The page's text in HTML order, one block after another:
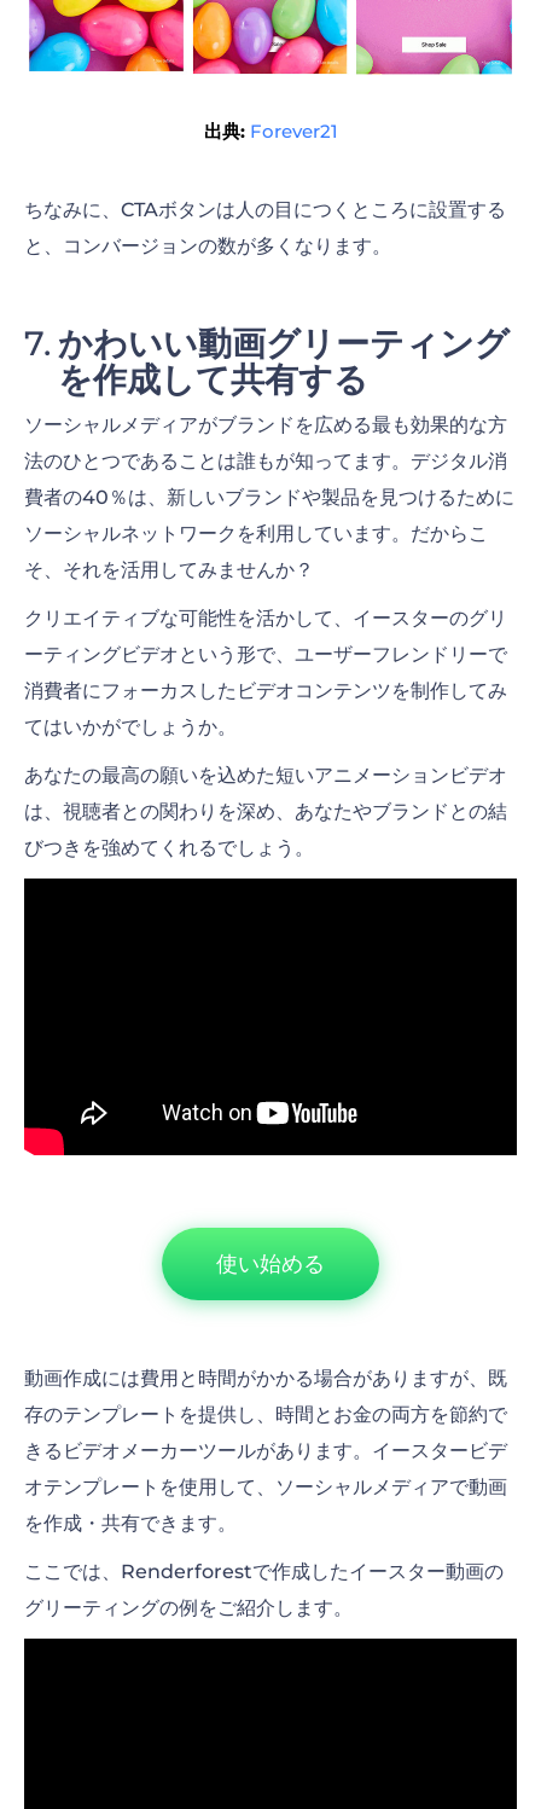
出典: Forever21
ちなみに、CTAボタンは人の目につくところに設置する
と、コンバージョンの数が多くなります。
かわいい動画グリーティング
を作成して共有する
ソーシャルメディアがブランドを広める最も効果的な方
法のひとつであることは誰もが知ってます。デジタル消
費者の40％は、新しいブランドや製品を見つけるために
ソーシャルネットワークを利用しています。だからこ
そ、それを活用してみませんか？
クリエイティブな可能性を活かして、イースターのグリ
ーティングビデオという形で、ユーザーフレンドリーで
消費者にフォーカスしたビデオコンテンツを制作してみ
てはいかがでしょうか。
あなたの最高の願いを込めた短いアニメーションビデオ
は、視聴者との関わりを深め、あなたやブランドとの結
びつきを強めてくれるでしょう。
使い始める
動画作成には費用と時間がかかる場合がありますが、既
存のテンプレートを提供し、時間とお金の両方を節約で
きるビデオメーカーツールがあります。イースタービデ
オテンプレートを使用して、ソーシャルメディアで動画
を作成・共有できます。
ここでは、Renderforestで作成したイースター動画の
グリーティングの例をご紹介します。